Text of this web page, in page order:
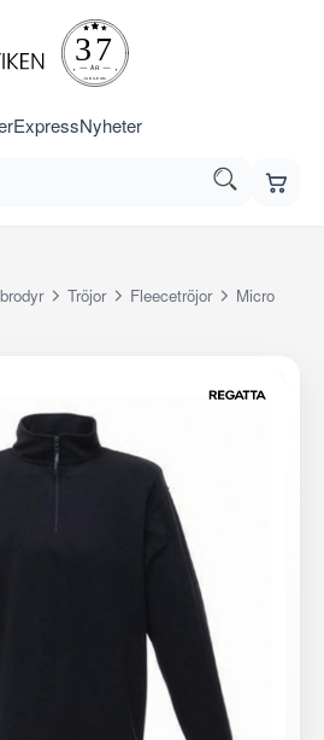
ExpressNyheter
Tröjor Fleecetröjor
Micro